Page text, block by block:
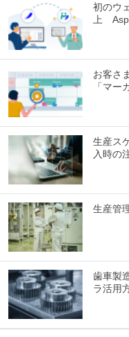
初のウ
上
お客さ
「マ
生産ス
入時の
生産管
歯車製
ラ活用